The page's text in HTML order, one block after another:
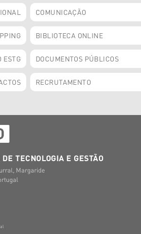
COMUNICAÇÃO
BIBLIOTECA ONLINE
ESTG DOCUMENTOS PÚBLICOS
RECRUTAMENTO
TECNOLOGIA E GESTÃO
Margaride